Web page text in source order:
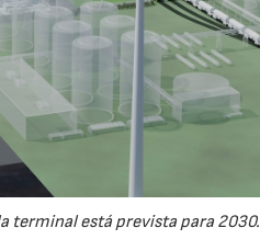
terminal está prevista para 2030.